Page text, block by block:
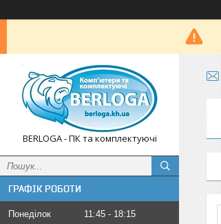
BERLOGA - ПК та комплектуючі
ГРАФІК РОБОТИ
Понеділок 11:45
18:15